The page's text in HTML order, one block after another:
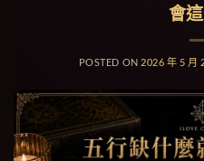
會
POSTED ON 2026 年 5 月